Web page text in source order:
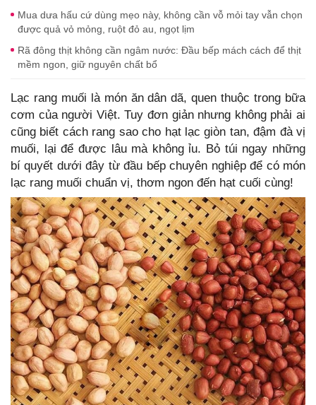
Mua dưa hấu cứ dùng mẹo này, không cần vỗ mỏi tay vẫn chọn
được quả vỏ mỏng, ruột đỏ au, ngọt lịm
Rã đông thịt không cần ngâm nước: Đầu bếp mách cách để thịt
mềm ngon, giữ nguyên chất bổ
Lạc rang muối là món ăn dân dã, quen thuộc trong bữa
cơm của người Việt. Tuy đơn giản nhưng không phải ai
cũng biết cách rang sao cho hạt lạc giòn tan, đậm đà vị
muối, lại để được lâu mà không ỉu. Bỏ túi ngay những
bí quyết dưới đây từ đầu bếp chuyên nghiệp để có món
lạc rang muối chuẩn vị, thơm ngon đến hạt cuối cùng!